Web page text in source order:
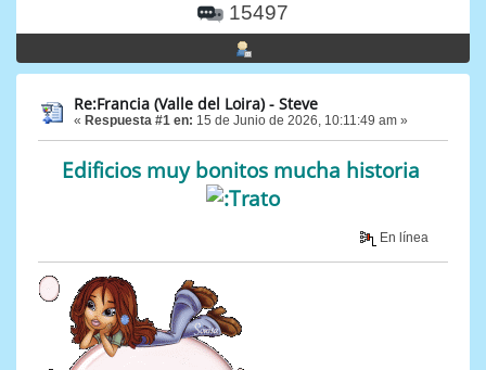
15497
Re:Francia (Valle del Loira) - Steve
« Respuesta #1 en: 15 de Junio de 2026, 10:11:49 am »
Edificios muy bonitos mucha historia
En línea